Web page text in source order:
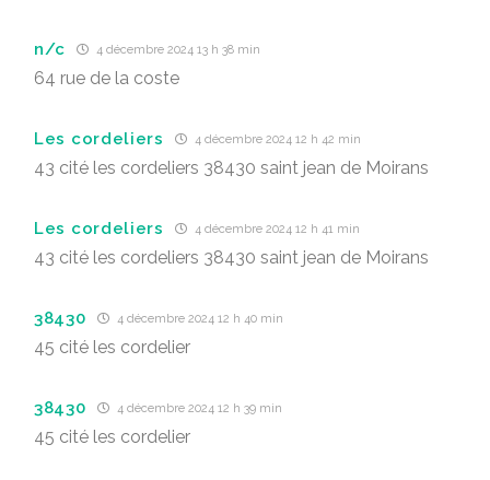
n/c 4 décembre 2024 13 h 38 min
64 rue de la coste
Les cordeliers 4 décembre 2024 12 h 42 min
43 cité les cordeliers 38430 saint jean de Moirans
Les cordeliers 4 décembre 2024 12 h 41 min
43 cité les cordeliers 38430 saint jean de Moirans
38430 4 décembre 2024 12 h 40 min
45 cité les cordelier
38430 4 décembre 2024 12 h 39 min
45 cité les cordelier